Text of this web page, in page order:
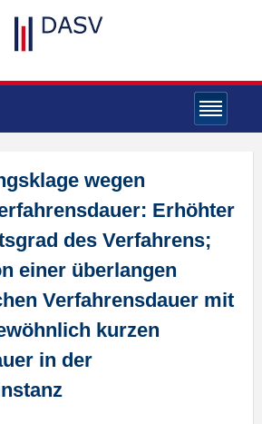
wegen
Erhöhter
des Verfahrens;
einer überlangen
Verfahrensdauer mit
kurzen
in der